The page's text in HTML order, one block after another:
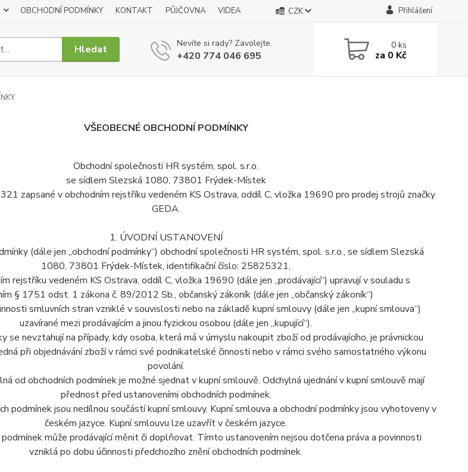
OBCHODNÍ PODMÍNKY KONTAKT PŮJČOVNA VIDEA CZK Přihlášení
Hledat Nevíte si rady? Zavolejte.
+420 774 046 695
0ks
za 0 Kč
VŠEOBECNÉ OBCHODNÍ PODMÍNKY
Obchodní společnosti HR systém, spol. s.r.o.
se sídlem Slezská 1080, 73801 Frýdek-Místek
zapsané v obchodním rejstříku vedeném KS Ostrava, oddíl C, vložka 19690 pro prodej strojů značky
GEDA.
1. ÚVODNÍ USTANOVENÍ
(dále jen „obchodní podmínky“) obchodní společnosti HR systém, spol. s.r.o., se sídlem Slezská
1080, 73801 Frýdek-Místek, identifikační číslo: 25825321,
rejstříku vedeném KS Ostrava, oddíl C, vložka 19690 (dále jen „prodávající“) upravují v souladu s
§ 1751 odst. 1 zákona č. 89/2012 Sb., občanský zákoník (dále jen „občanský zákoník“)
smluvních stran vzniklé v souvislosti nebo na základě kupní smlouvy (dále jen „kupní smlouva“)
uzavírané mezi prodávajícím a jinou fyzickou osobou (dále jen „kupující“).
se nevztahují na případy, kdy osoba, která má v úmyslu nakoupit zboží od prodávajícího, je právnickou
při objednávání zboží v rámci své podnikatelské činnosti nebo v rámci svého samostatného výkonu
povolání.
od obchodních podmínek je možné sjednat v kupní smlouvě. Odchylná ujednání v kupní smlouvě mají
přednost před ustanoveními obchodních podmínek.
podmínek jsou nedílnou součástí kupní smlouvy. Kupní smlouva a obchodní podmínky jsou vyhotoveny v
českém jazyce. Kupní smlouvu lze uzavřít v českém jazyce.
podmínek může prodávající měnit či doplňovat. Tímto ustanovením nejsou dotčena práva a povinnosti
vzniklá po dobu účinnosti předchozího znění obchodních podmínek.